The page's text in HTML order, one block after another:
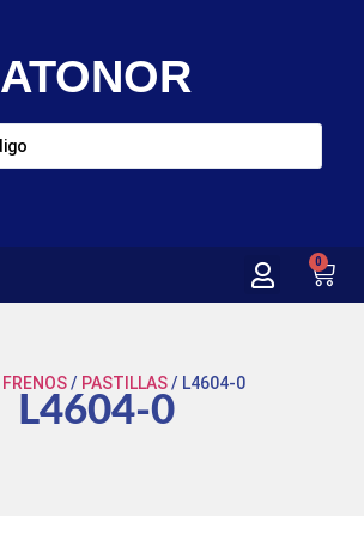
ATONOR
0
FRENOS/ PASTILLAS/ L4604-0
L4604-0